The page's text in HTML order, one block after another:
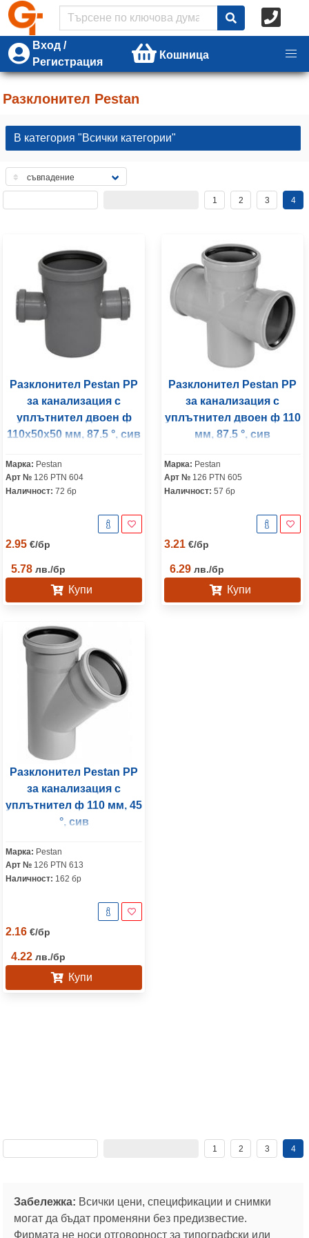
Вход /
Регистрация
Кошница
Разклонител Pestan
В категория "Всички категории"
1 2 3 4
Разклонител Pestan PP
за канализация с
уплътнител двоен ф
110x50x50 мм, 87.5 °, сив
Марка: Pestan
Арт № 126 PTN 604
Наличност: 72 бр
2.95 €/бр
5.78 лв./бр
Купи
Разклонител Pestan PP
за канализация с
уплътнител двоен ф 110
мм, 87.5 °, сив
Марка: Pestan
Арт № 126 PTN 605
Наличност: 57 бр
3.21 €/бр
6.29 лв./бр
Купи
Разклонител Pestan PP
за канализация с
уплътнител ф 110 мм, 45
°, сив
Марка: Pestan
Арт № 126 PTN 613
Наличност: 162 бр
2.16 €/бр
4.22 лв./бр
Купи
1 2 3 4
Забележка: Всички цени, спецификации и снимки
могат да бъдат променяни без предизвестие.
Фирмата не носи отговорност за типографски или